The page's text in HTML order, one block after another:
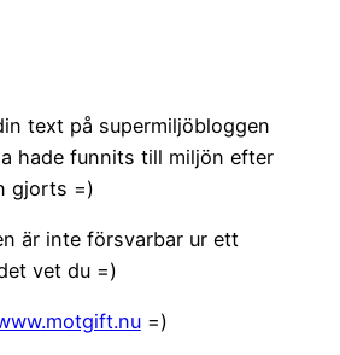
text på supermiljöbloggen
hade funnits till miljön efter
gjorts =)
är inte försvarbar ur ett
vet du =)
=)